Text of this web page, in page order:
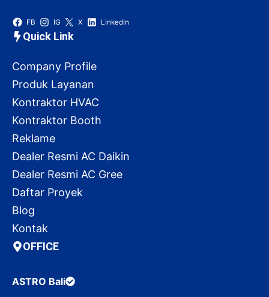
FB IG X LinkedIn
Quick Link
Company Profile
Produk Layanan
Kontraktor HVAC
Kontraktor Booth
Reklame
Dealer Resmi AC Daikin
Dealer Resmi AC Gree
Daftar Proyek
Blog
Kontak
OFFICE
ASTRO Bali